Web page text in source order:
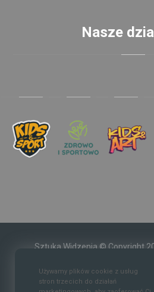
Nasze
Sztuka Widzenia © Copyright
Używamy plików cookie z usług
stron trzecich do działań